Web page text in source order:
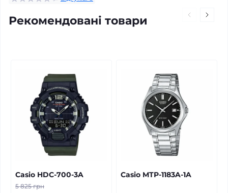
Рекомендовані товари
Casio HDC-700-3A
5 825 грн
Casio MTP-1183A-1A